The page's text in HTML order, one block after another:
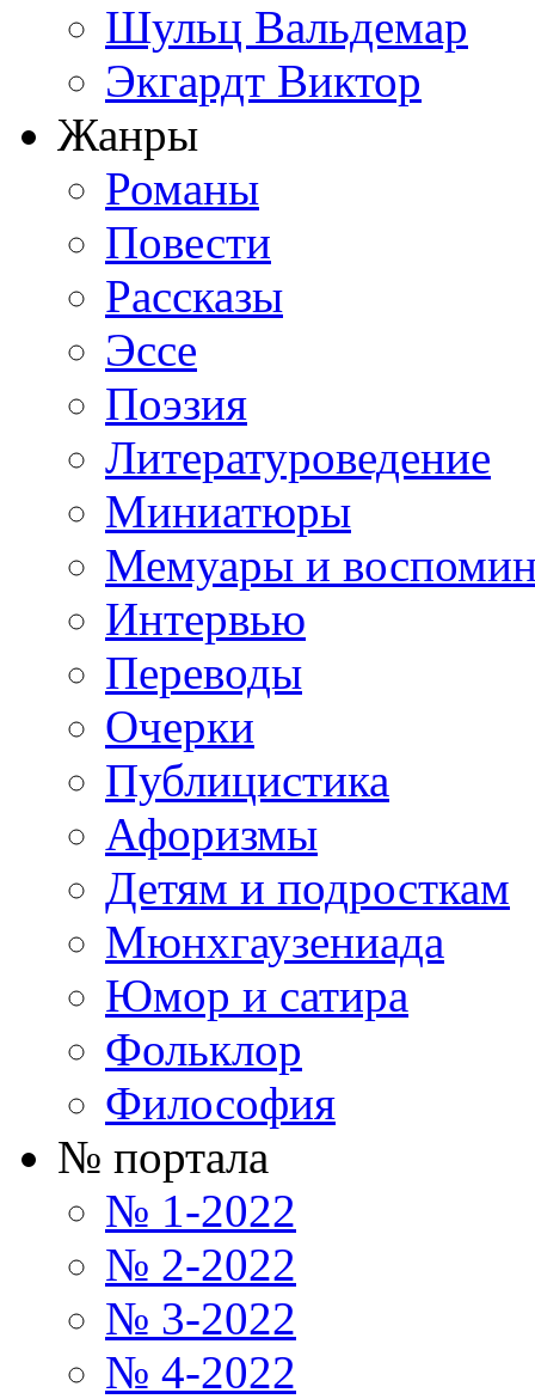
Шульц Вальдемар
Экгардт Виктор
Жанры
Романы
Повести
Рассказы
Эссе
Поэзия
Литературоведение
Миниатюры
Мемуары и
Интервью
Переводы
Очерки
Публицистика
Афоризмы
Детям и подросткам
Мюнхгаузениада
Юмор и сатира
Фольклор
Философия
№ портала
№ 1-2022
№ 2-2022
№ 3-2022
№ 4-2022